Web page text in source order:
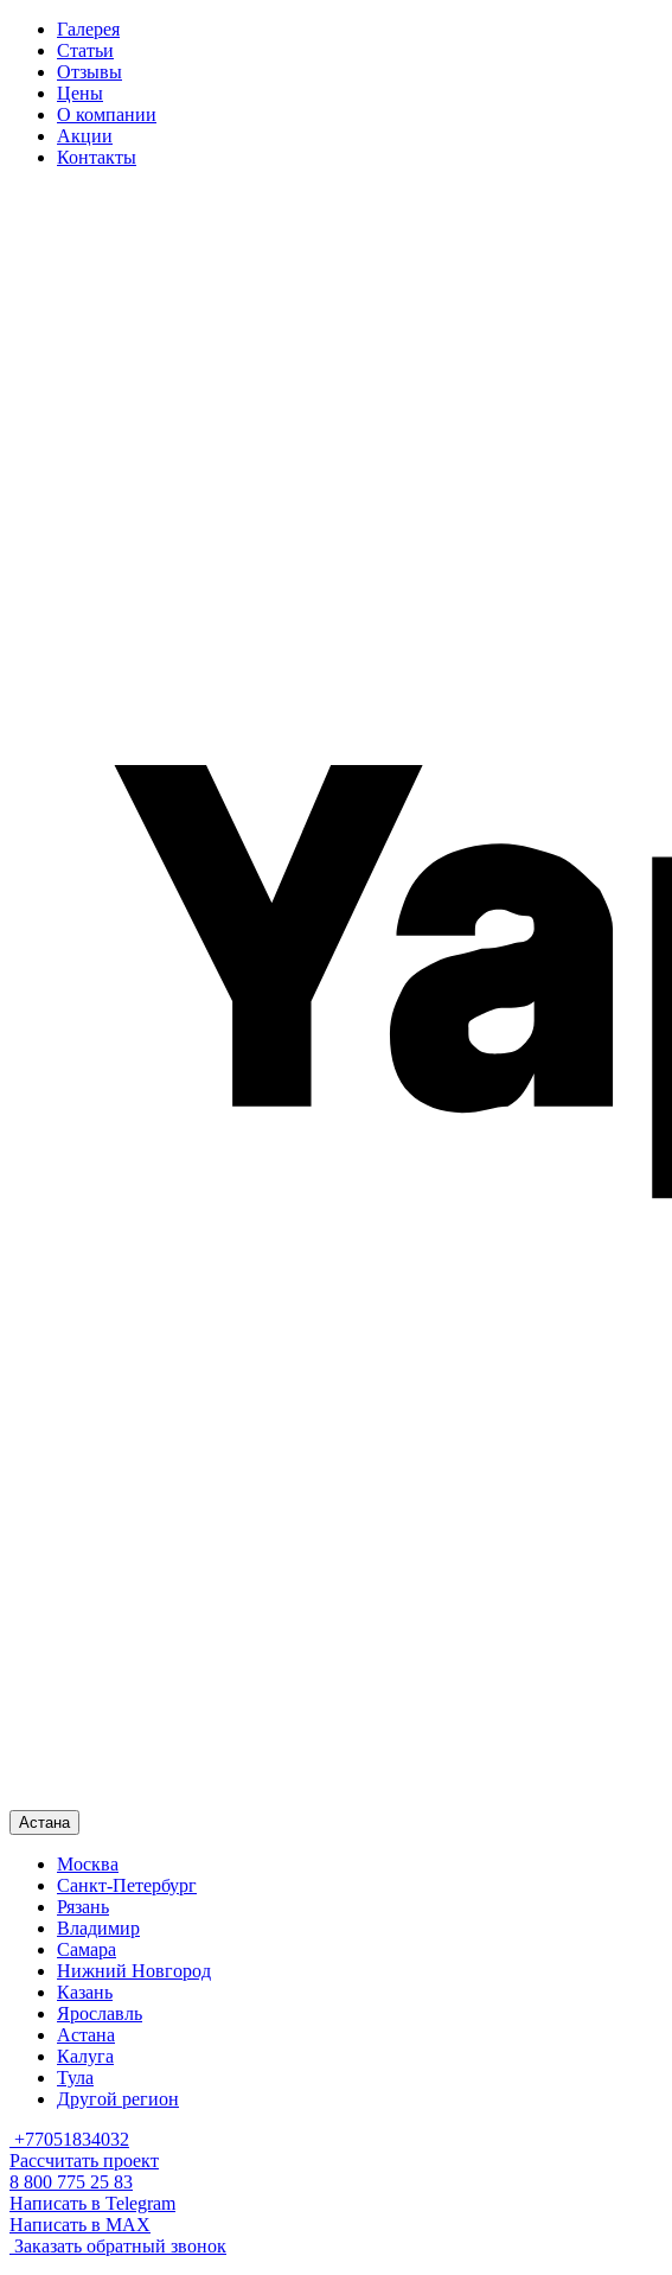
Галерея
Статьи
Отзывы
Цены
О компании
Акции
Контакты
Астана
Москва
Санкт-Петербург
Рязань
Владимир
Самара
Нижний Новгород
Казань
Ярославль
Астана
Калуга
Тула
Другой регион
+77051834032
Рассчитать проект
8 800 775 25 83
Написать в Telegram
Написать в MAX
Заказать обратный звонок